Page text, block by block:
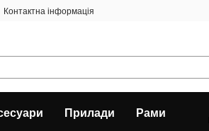
Контактна інформація
Прилади Рами